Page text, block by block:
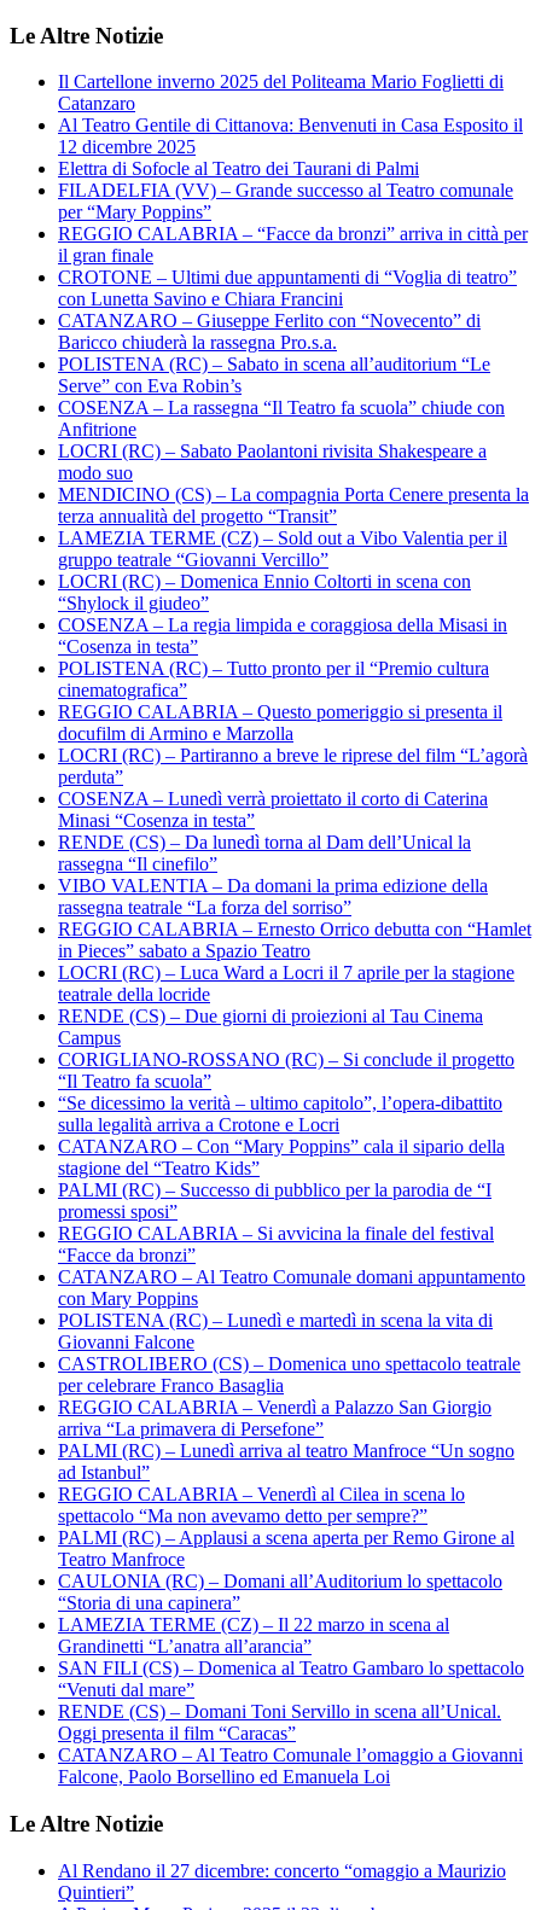
Le Altre Notizie
Il Cartellone inverno 2025 del Politeama Mario Foglietti di
Catanzaro
Al Teatro Gentile di Cittanova: Benvenuti in Casa Esposito il
12 dicembre 2025
Elettra di Sofocle al Teatro dei Taurani di Palmi
FILADELFIA (VV) – Grande successo al Teatro comunale
per “Mary Poppins”
REGGIO CALABRIA – “Facce da bronzi” arriva in città per
il gran finale
CROTONE – Ultimi due appuntamenti di “Voglia di teatro”
con Lunetta Savino e Chiara Francini
CATANZARO – Giuseppe Ferlito con “Novecento” di
Baricco chiuderà la rassegna Pro.s.a.
POLISTENA (RC) – Sabato in scena all’auditorium “Le
Serve” con Eva Robin’s
COSENZA – La rassegna “Il Teatro fa scuola” chiude con
Anfitrione
LOCRI (RC) – Sabato Paolantoni rivisita Shakespeare a
modo suo
MENDICINO (CS) – La compagnia Porta Cenere presenta la
terza annualità del progetto “Transit”
LAMEZIA TERME (CZ) – Sold out a Vibo Valentia per il
gruppo teatrale “Giovanni Vercillo”
LOCRI (RC) – Domenica Ennio Coltorti in scena con
“Shylock il giudeo”
COSENZA – La regia limpida e coraggiosa della Misasi in
“Cosenza in testa”
POLISTENA (RC) – Tutto pronto per il “Premio cultura
cinematografica”
REGGIO CALABRIA – Questo pomeriggio si presenta il
docufilm di Armino e Marzolla
LOCRI (RC) – Partiranno a breve le riprese del film “L’agorà
perduta”
COSENZA – Lunedì verrà proiettato il corto di Caterina
Minasi “Cosenza in testa”
RENDE (CS) – Da lunedì torna al Dam dell’Unical la
rassegna “Il cinefilo”
VIBO VALENTIA – Da domani la prima edizione della
rassegna teatrale “La forza del sorriso”
REGGIO CALABRIA – Ernesto Orrico debutta con “Hamlet
in Pieces” sabato a Spazio Teatro
LOCRI (RC) – Luca Ward a Locri il 7 aprile per la stagione
teatrale della locride
RENDE (CS) – Due giorni di proiezioni al Tau Cinema
Campus
CORIGLIANO-ROSSANO (RC) – Si conclude il progetto
“Il Teatro fa scuola”
“Se dicessimo la verità – ultimo capitolo”, l’opera-dibattito
sulla legalità arriva a Crotone e Locri
CATANZARO – Con “Mary Poppins” cala il sipario della
stagione del “Teatro Kids”
PALMI (RC) – Successo di pubblico per la parodia de “I
promessi sposi”
REGGIO CALABRIA – Si avvicina la finale del festival
“Facce da bronzi”
CATANZARO – Al Teatro Comunale domani appuntamento
con Mary Poppins
POLISTENA (RC) – Lunedì e martedì in scena la vita di
Giovanni Falcone
CASTROLIBERO (CS) – Domenica uno spettacolo teatrale
per celebrare Franco Basaglia
REGGIO CALABRIA – Venerdì a Palazzo San Giorgio
arriva “La primavera di Persefone”
PALMI (RC) – Lunedì arriva al teatro Manfroce “Un sogno
ad Istanbul”
REGGIO CALABRIA – Venerdì al Cilea in scena lo
spettacolo “Ma non avevamo detto per sempre?”
PALMI (RC) – Applausi a scena aperta per Remo Girone al
Teatro Manfroce
CAULONIA (RC) – Domani all’Auditorium lo spettacolo
“Storia di una capinera”
LAMEZIA TERME (CZ) – Il 22 marzo in scena al
Grandinetti “L’anatra all’arancia”
SAN FILI (CS) – Domenica al Teatro Gambaro lo spettacolo
“Venuti dal mare”
RENDE (CS) – Domani Toni Servillo in scena all’Unical.
Oggi presenta il film “Caracas”
CATANZARO – Al Teatro Comunale l’omaggio a Giovanni
Falcone, Paolo Borsellino ed Emanuela Loi
Le Altre Notizie
Al Rendano il 27 dicembre: concerto “omaggio a Maurizio
Quintieri”